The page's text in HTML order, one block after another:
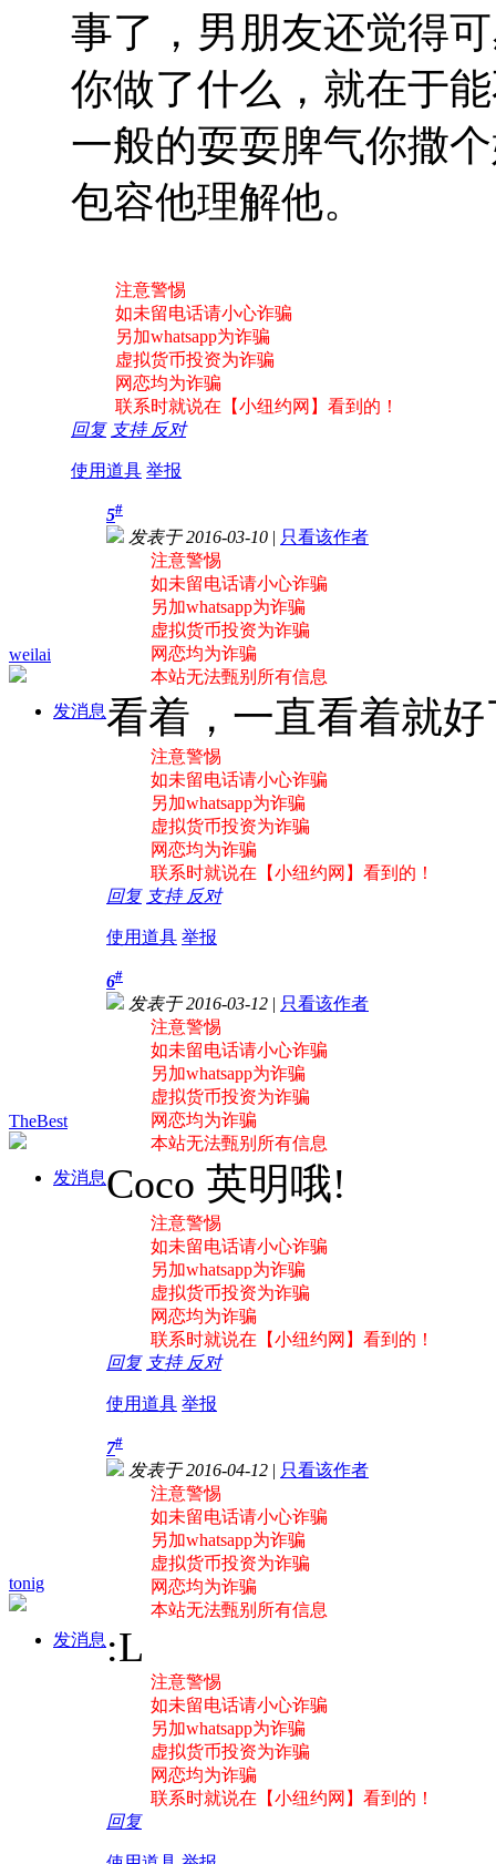
事了，男朋友还觉得
你做了什么，就在于
一般的耍耍脾气你撒
包容他理解他。
注意警惕
如未留电话请小心诈骗
另加whatsapp为诈骗
虚拟货币投资为诈骗
网恋均为诈骗
联系时就说在【小纽约网】看到的！
回复 支持 反对
使用道具 举报
weilai
发消息
5#
发表于 2016-03-10 | 只看该作者
注意警惕
如未留电话请小心诈骗
另加whatsapp为诈骗
虚拟货币投资为诈骗
网恋均为诈骗
本站无法甄别所有信息
看着，一直看着就
注意警惕
如未留电话请小心诈骗
另加whatsapp为诈骗
虚拟货币投资为诈骗
网恋均为诈骗
联系时就说在【小纽约网】看到的！
回复 支持 反对
使用道具 举报
TheBest
发消息
6#
发表于 2016-03-12 | 只看该作者
注意警惕
如未留电话请小心诈骗
另加whatsapp为诈骗
虚拟货币投资为诈骗
网恋均为诈骗
本站无法甄别所有信息
Coco 英明哦!
注意警惕
如未留电话请小心诈骗
另加whatsapp为诈骗
虚拟货币投资为诈骗
网恋均为诈骗
联系时就说在【小纽约网】看到的！
回复 支持 反对
使用道具 举报
tonig
发消息
7#
发表于 2016-04-12 | 只看该作者
注意警惕
如未留电话请小心诈骗
另加whatsapp为诈骗
虚拟货币投资为诈骗
网恋均为诈骗
本站无法甄别所有信息
:L
注意警惕
如未留电话请小心诈骗
另加whatsapp为诈骗
虚拟货币投资为诈骗
网恋均为诈骗
联系时就说在【小纽约网】看到的！
回复